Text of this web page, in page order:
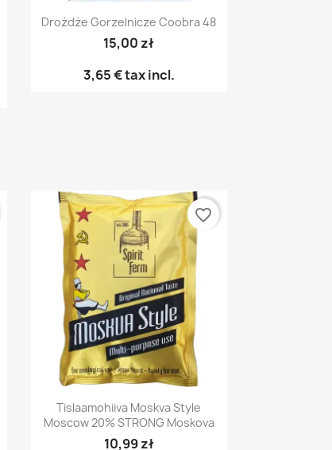
Pikakatselu
Drożdże Gorzelnicze Coobra 48
15,00 zł
3,65 €tax incl.
Pikakatselu
Tislaamohiiva Moskva Style
Moscow 20% STRONG Moskova
10,99 zł
favorite_border